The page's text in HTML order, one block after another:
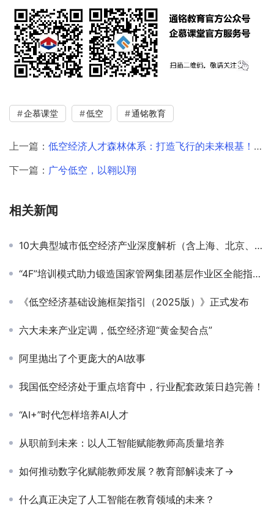
企慕课堂 低空 通铭教育
上一篇： 低空经济人才森林体系：打造飞行的未来根基！（附完整培训架构）
下一篇： 广兮低空，以翱以翔
相关新闻
10大典型城市低空经济产业深度解析（含上海、北京、深圳、广州等）
“4F”培训模式助力锻造国家管网集团基层作业区全能指挥官
《低空经济基础设施框架指引（2025版）》正式发布
六大未来产业定调，低空经济迎“黄金契合点”
阿里抛出了个更庞大的AI故事
我国低空经济处于重点培育中，行业配套政策日趋完善！
“AI+”时代怎样培养AI人才
从职前到未来：以人工智能赋能教师高质量培养
如何推动数字化赋能教师发展？教育部解读来了→
什么真正决定了人工智能在教育领域的未来？